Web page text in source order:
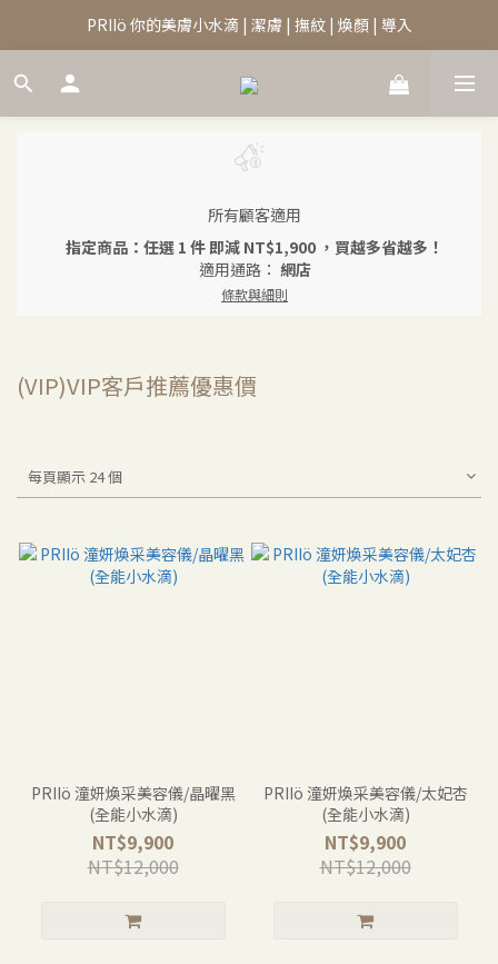
PRIIö 你的美膚小水滴 | 潔膚 | 撫紋 | 煥顏 | 導入
所有顧客適用
指定商品：任選 1 件 即減 NT$1,900 ，買越多省越多！
適用通路： 網店
條款與細則
(VIP)VIP客戶推薦優惠價
每頁顯示 24 個
PRIIö 潼妍煥采美容儀/晶曜黑
(全能小水滴)
NT$9,900
NT$12,000
PRIIö 潼妍煥采美容儀/太妃杏
(全能小水滴)
NT$9,900
NT$12,000